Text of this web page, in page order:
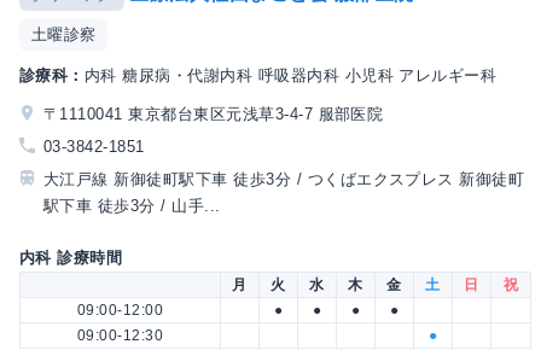
土曜診察
診療科： 内科 糖尿病・代謝内科 呼吸器内科 小児科 アレルギー科
〒1110041 東京都台東区元浅草3-4-7 服部医院
03-3842-1851
大江戸線 新御徒町駅下車 徒歩3分 / つくばエクスプレス 新御徒町
駅下車 徒歩3分 / 山手...
内科 診療時間
月 火 水 木 金 土 日
祝
09:00-12:00
● ● ●
●
09:00-12:30
●